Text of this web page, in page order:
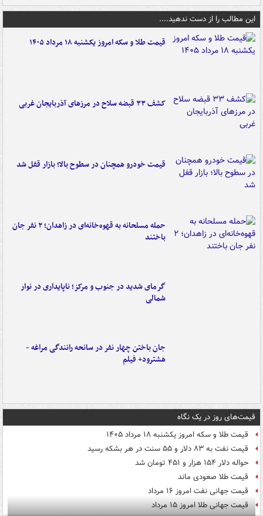
این مطالب را از دست ندهید....
قیمت طلا و سکه امروز یکشنبه ۱۸ مرداد ۱۴۰۵
کشف ۳۳ قبضه سلاح در مرزهای آذربایجان غربی
قیمت خودرو همچنان در سطوح بالا؛ بازار قفل شد
حمله مسلحانه به قهوه‌خانه‌ای در زاهدان؛ ۲ نفر جان
باختند
گرمای شدید در جنوب و مرکز؛ ناپایداری در نوار
شمالی
جان باختن چهار نفر در سانحه رانندگی مراغه -
هشترود+ فیلم
قیمت‌های روز در یک نگاه
قیمت طلا و سکه امروز یکشنبه ۱۸ مرداد ۱۴۰۵
قیمت نفت به ۸۳ دلار و ۵۵ سنت در هر بشکه رسید
حواله دلار ۱۵۴ هزار و ۴۵۱ تومان شد
قیمت طلا صعودی ماند
قیمت جهانی نفت امروز ۱۶ مرداد
قیمت جهانی طلا امروز ۱۵ مرداد